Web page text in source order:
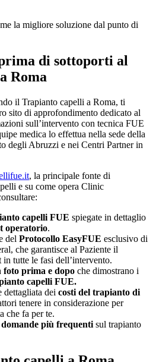
la migliore soluzione dal punto di
di sottoporti al
Roma
il Trapianto capelli a Roma, ti
sito di approfondimento dedicato al
sull’intervento con tecnica FUE
medica lo effettua nella sede della
degli Abruzzi e nei Centri Partner in
, la principale fonte di
e su come opera Clinic
capelli FUE spiegate in dettaglio
operatorio.
del Protocollo EasyFUE esclusivo di
che garantisce al Paziente il
in tutte le fasi dell’intervento.
foto prima e dopo che dimostrano i
capelli FUE.
dettagliata dei costi del trapianto di
tenere in considerazione per
che fa per te.
domande più frequenti sul trapianto